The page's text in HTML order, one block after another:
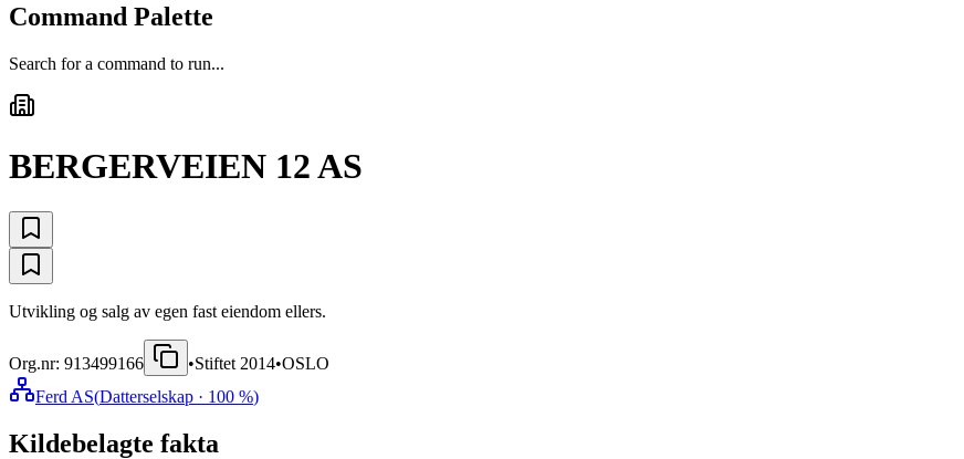
Command Palette
Search for a command to run...
BERGERVEIEN 12 AS
Utvikling og salg av egen fast eiendom ellers.
Org.nr: 913499166 •Stiftet 2014•OSLO
Ferd AS(Datterselskap · 100 %)
Kildebelagte fakta